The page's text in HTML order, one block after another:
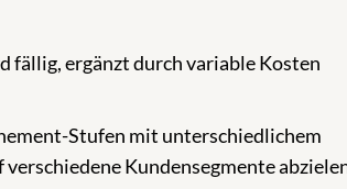
fällig, ergänzt durch variable Kosten
Stufen mit unterschiedlichem
Kundensegmente